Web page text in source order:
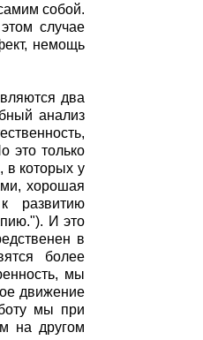
собой.
случае
немощь
два
анализ
это только
в которых у
хорошая
развитию
И это
в
более
мы
движение
мы при
на другом